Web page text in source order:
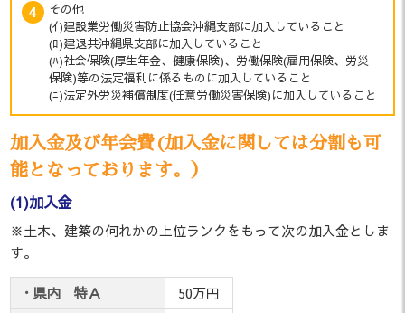
その他
(ｲ)建設業労働災害防止協会沖縄支部に加入していること
(ﾛ)建退共沖縄県支部に加入していること
(ﾊ)社会保険(厚生年金、健康保険)、労働保険(雇用保険、労災
保険)等の法定福利に係るものに加入していること
(ﾆ)法定外労災補償制度(任意労働災害保険)に加入していること
加入金及び年会費(加入金に関しては分割も可
能となっております。）
(1)加入金
※土木、建築の何れかの上位ランクをもって次の加入金としま
す。
・県内 特Ａ
50万円